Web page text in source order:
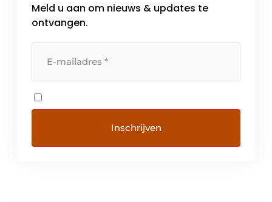
Meld u aan om nieuws & updates te
ontvangen.